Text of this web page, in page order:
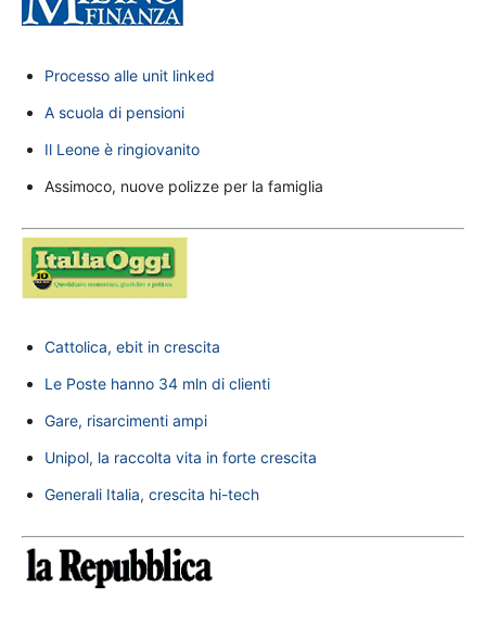
Processo alle unit linked
A scuola di pensioni
Il Leone è ringiovanito
Assimoco, nuove polizze per la famiglia
Cattolica, ebit in crescita
Le Poste hanno 34 mln di clienti
Gare, risarcimenti ampi
Unipol, la raccolta vita in forte crescita
Generali Italia, crescita hi-tech